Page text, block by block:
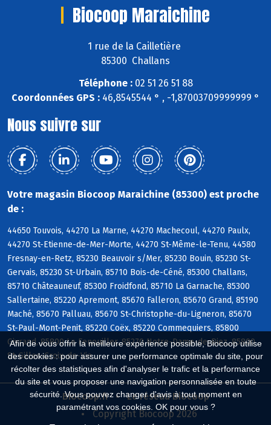
Afin de vous offrir la meilleure expérience possible, Biocoop utilise
des cookies : pour assurer une performance optimale du site, pour
récolter des statistiques afin d'analyser le trafic et la performance
du site et vous proposer une navigation personnalisée en toute
sécurité. Vous pouvez changer d'avis à tout moment en
paramétrant vos cookies. OK pour vous ?
Biocoop Maraichine
1 rue de la Cailletière
85300 Challans
Téléphone :02 51 26 51 88
Coordonnées GPS : 46,8545544 ° , -1,87003709999999 °
Nous suivre sur
Votre magasin Biocoop Maraichine (85300) est proche
de :
44650 Touvois, 44270 La Marne, 44270 Machecoul, 44270 Paulx,
44270 St-Etienne-de-Mer-Morte, 44270 St-Même-le-Tenu, 44580
Fresnay-en-Retz, 85230 Beauvoir s/Mer, 85230 Bouin, 85230 St-
Gervais, 85230 St-Urbain, 85710 Bois-de-Céné, 85300 Challans,
85710 Châteauneuf, 85300 Froidfond, 85710 La Garnache, 85300
Sallertaine, 85220 Apremont, 85670 Falleron, 85670 Grand, 85190
Maché, 85670 Palluau, 85670 St-Christophe-du-Ligneron, 85670
St-Paul-Mont-Penit, 85220 Coëx, 85220 Commequiers, 85800
Givrand, 85800 Le Fenouiller, 85270 Notre-Dame-de-Riez, 85800
St-Gilles-Croix-de-Vie
Biocoop.fr
Le réseau Biocoop
Copyright Biocoop 2026